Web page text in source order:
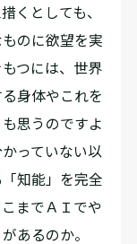
くとしても、
のに欲望を実
つには、世界
身体やこれを
思うのですよ
っていない以
知能」を完全
までＡＩでや
あるのか。